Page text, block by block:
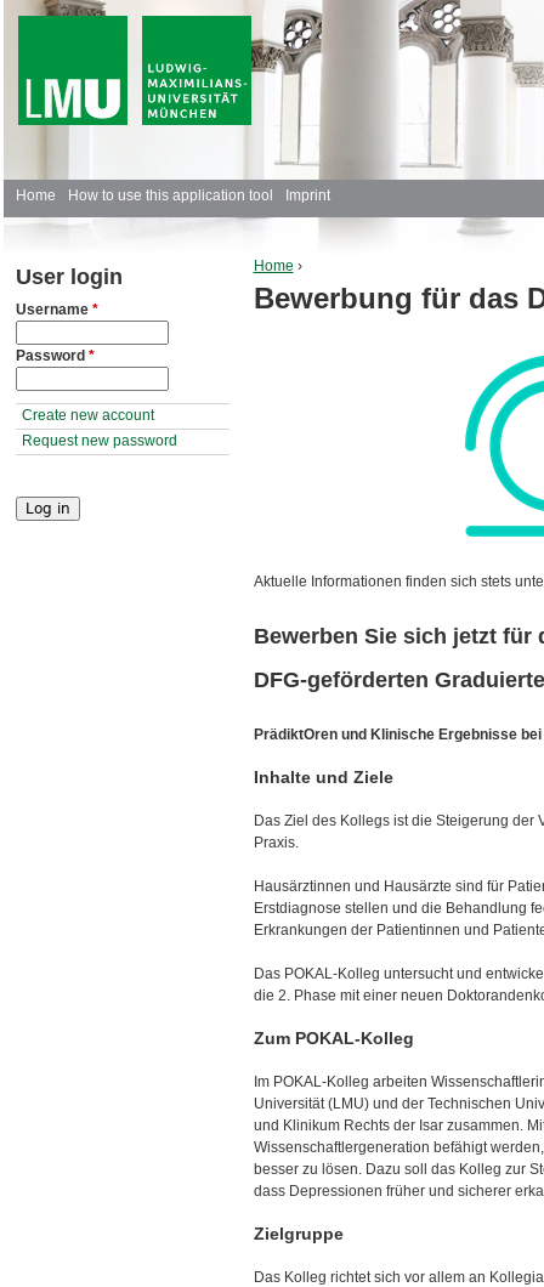
User login
Username *
Password *
Create new account
Request new password
You are here
Home ›
Bewerbung für das
Aktuelle Informationen finden sich stets
Bewerben Sie sich jetzt für
DFG-geförderten
PrädiktOren und Klinische Ergebnisse
Inhalte und Ziele
Das Ziel des Kollegs ist die Steigerung
Praxis.
Hausärztinnen und Hausärzte sind für
Erstdiagnose stellen und die Behandlung
Erkrankungen der Patientinnen und
Das POKAL-Kolleg untersucht und
die 2. Phase mit einer neuen
Zum POKAL-Kolleg
Im POKAL-Kolleg arbeiten
Universität (LMU) und der Technischen
und Klinikum Rechts der Isar zusammen.
Wissenschaftlergeneration befähigt
besser zu lösen. Dazu soll das Kolleg zur
dass Depressionen früher und sicherer
Zielgruppe
Das Kolleg richtet sich vor allem an
M
i
m
e
n
u
Home How to use this application tool Imprint